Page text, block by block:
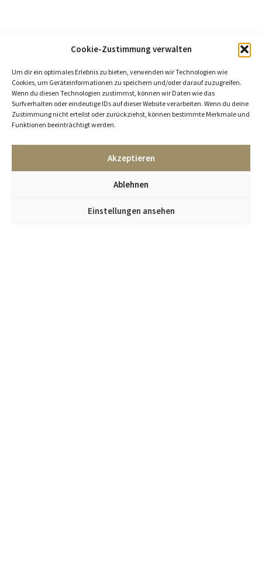
Cookie-Zustimmung verwalten
Um dir ein optimales Erlebnis zu bieten, verwenden wir Technologien wie
Cookies, um Geräteinformationen zu speichern und/oder darauf zuzugreifen.
Wenn du diesen Technologien zustimmst, können wir Daten wie das
Surfverhalten oder eindeutige IDs auf dieser Website verarbeiten. Wenn du deine
Zustimmung nicht erteilst oder zurückziehst, können bestimmte Merkmale und
Funktionen beeinträchtigt werden.
Akzeptieren
Ablehnen
Einstellungen ansehen